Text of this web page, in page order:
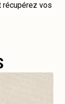
récupérez vos